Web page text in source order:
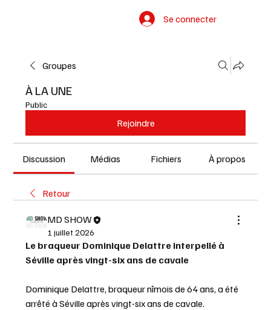
Se connecter
Groupes
À LA UNE
Public
Rejoindre
Discussion Médias Fichiers À propos
Retour
MD SHOW
1 juillet 2026
Le braqueur Dominique Delattre interpellé à
Séville après vingt-six ans de cavale
Dominique Delattre, braqueur nîmois de 64 ans, a été
arrêté à Séville après vingt-six ans de cavale.